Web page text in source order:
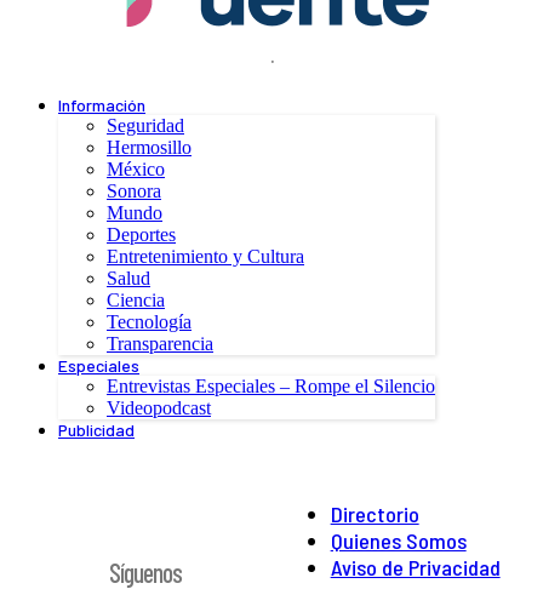
.
Información
Seguridad
Hermosillo
México
Sonora
Mundo
Deportes
Entretenimiento y Cultura
Salud
Ciencia
Tecnología
Transparencia
Especiales
Entrevistas Especiales – Rompe el Silencio
Videopodcast
Publicidad
Directorio
Quienes Somos
Aviso de Privacidad
Síguenos